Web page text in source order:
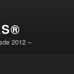
2012 –